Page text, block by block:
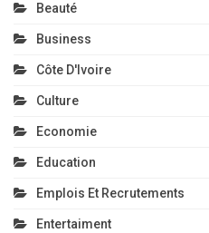
Beauté
Business
Côte D'Ivoire
Culture
Economie
Education
Emplois Et Recrutements
Entertaiment